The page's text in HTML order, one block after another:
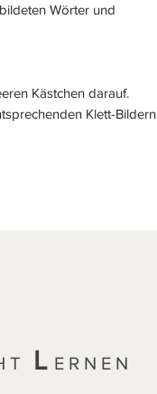
Wörter und
Kästchen darauf.
Klett-Bildern
L ERNEN